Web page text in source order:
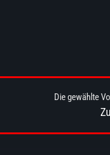
Die gewählte